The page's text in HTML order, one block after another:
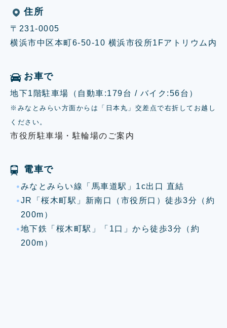
住所
〒231-0005
横浜市中区本町6-50-10 横浜市役所1Fアトリウム内
お車で
地下1階駐車場（自動車:179台 / バイク:56台）
※みなとみらい方面からは「日本丸」交差点で右折してお越し
ください。
市役所駐車場・駐輪場のご案内
電車で
みなとみらい線「馬車道駅」1c出口 直結
JR「桜木町駅」新南口（市役所口）徒歩3分（約
200m）
地下鉄「桜木町駅」「1口」から徒歩3分（約
200m）